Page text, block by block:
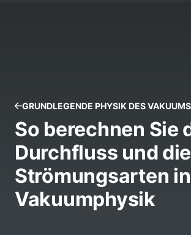
GRUNDLEGENDE PHYSIK DES VAKUUMS
So berechnen Sie
Durchfluss und die
Strömungsarten
Vakuumphysik